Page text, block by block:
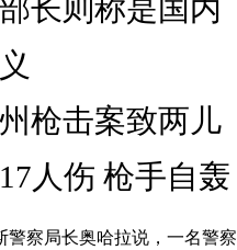
长则称是国内
枪击案致两儿
人伤 枪手自轰
警察局长奥哈拉说，一名警